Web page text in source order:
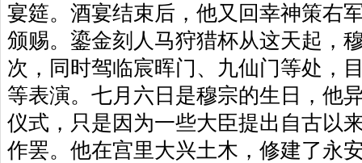
宴筵。酒宴结束后，他又回幸神策右
颁赐。鎏金刻人马狩猎杯从这天起，
次，同时驾临宸晖门、九仙门等处，
等表演。七月六日是穆宗的生日，他
仪式，只是因为一些大臣提出自古以
作罢。他在宫里大兴土木，修建了永